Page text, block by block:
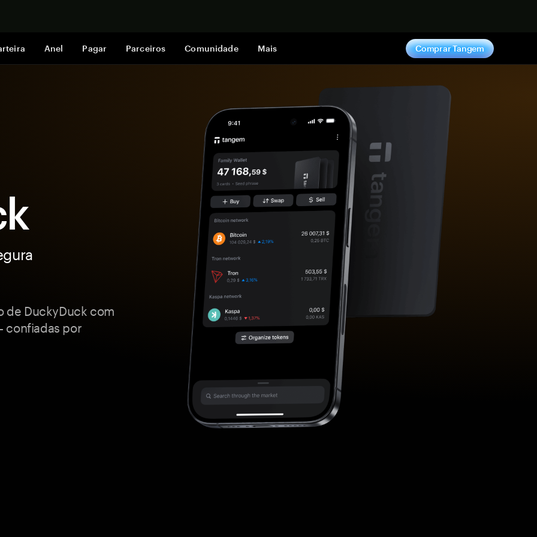
Anel Pagar Parceiros Comunidade Mais Comprar Tangem
de DuckyDuck com
confiadas por